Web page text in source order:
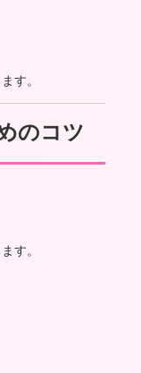
す。
のコツ
す。